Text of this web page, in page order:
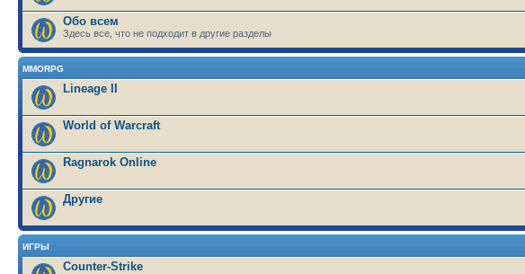
Обо всем
Здесь все, что не подходит в другие разделы
MMORPG
Lineage II
World of Warcraft
Ragnarok Online
Другие
ИГРЫ
Counter-Strike